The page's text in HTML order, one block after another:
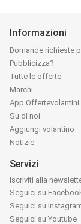
Informazioni
Domande richieste
Pubblicizza?
Tutte le offerte
Marchi
App
Su di noi
Aggiungi volantino
Notizie
Servizi
Iscriviti alla
Seguici su
Seguici su
Seguici su Youtube